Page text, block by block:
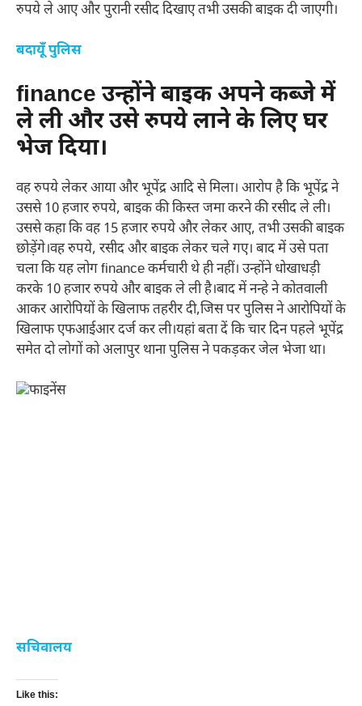
रुपये ले आए और पुरानी रसीद दिखाए तभी उसकी बाइक दी जाएगी।
बदायूँ पुलिस
finance उन्होंने बाइक अपने कब्जे में
ले ली और उसे रुपये लाने के लिए घर
भेज दिया।
वह रुपये लेकर आया और भूपेंद्र आदि से मिला। आरोप है कि भूपेंद्र ने
उससे 10 हजार रुपये, बाइक की किस्त जमा करने की रसीद ले ली।
उससे कहा कि वह 15 हजार रुपये और लेकर आए, तभी उसकी बाइक
छोड़ेंगे।वह रुपये, रसीद और बाइक लेकर चले गए। बाद में उसे पता
चला कि यह लोग finance कर्मचारी थे ही नहीं। उन्होंने धोखाधड़ी
करके 10 हजार रुपये और बाइक ले ली है।बाद में नन्हे ने कोतवाली
आकर आरोपियों के खिलाफ तहरीर दी,जिस पर पुलिस ने आरोपियों के
खिलाफ एफआईआर दर्ज कर ली।यहां बता दें कि चार दिन पहले भूपेंद्र
समेत दो लोगों को अलापुर थाना पुलिस ने पकड़कर जेल भेजा था।
सचिवालय
Like this: